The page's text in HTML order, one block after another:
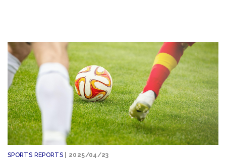
SPORTS REPORTS | 2025/04/23